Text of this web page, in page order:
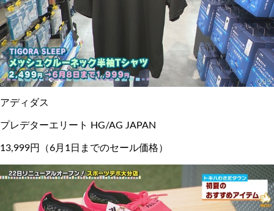
アディダス
プレデターエリート HG/AG JAPAN
13,999円（6月1日までのセール価格）